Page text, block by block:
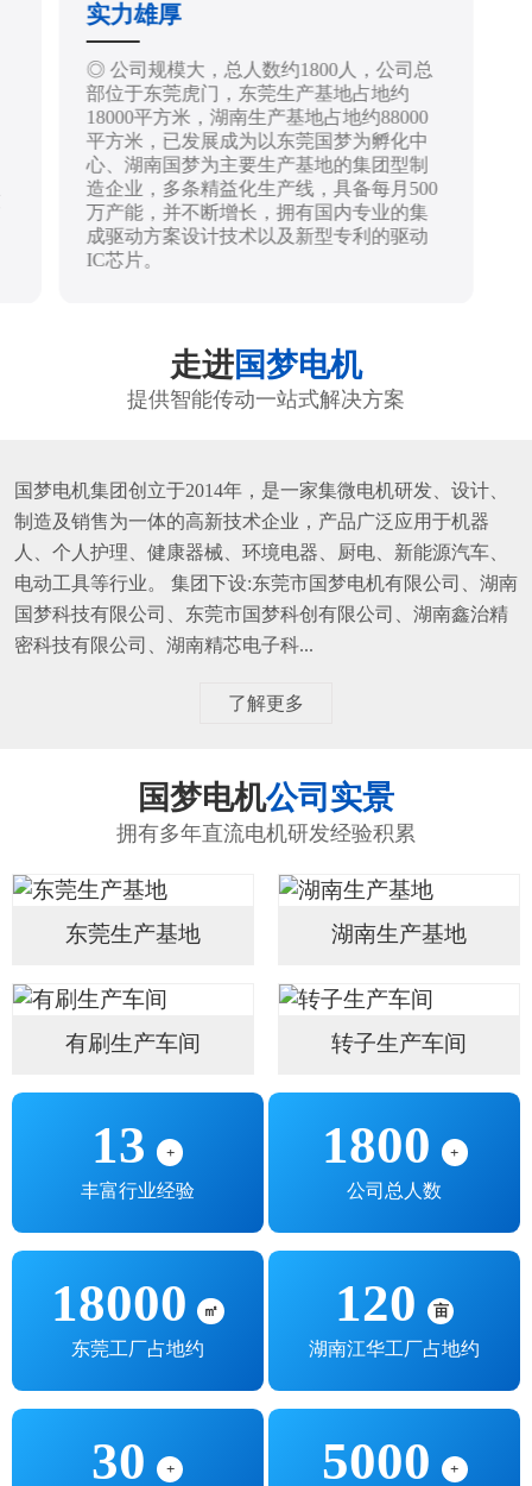
实力雄厚
◎ 公司规模大，总人数约1800人，公司总
部位于东莞虎门，东莞生产基地占地约
18000平方米，湖南生产基地占地约88000
平方米，已发展成为以东莞国梦为孵化中
心、湖南国梦为主要生产基地的集团型制
造企业，多条精益化生产线，具备每月500
万产能，并不断增长，拥有国内专业的集
成驱动方案设计技术以及新型专利的驱动
IC芯片。
走进国梦电机
提供智能传动一站式解决方案
国梦电机集团创立于2014年，是一家集微电机研发、设计、
制造及销售为一体的高新技术企业，产品广泛应用于机器
人、个人护理、健康器械、环境电器、厨电、新能源汽车、
电动工具等行业。 集团下设:东莞市国梦电机有限公司、湖南
国梦科技有限公司、东莞市国梦科创有限公司、湖南鑫治精
密科技有限公司、湖南精芯电子科...
了解更多
国梦电机公司实景
拥有多年直流电机研发经验积累
东莞生产基地 湖南生产基地
有刷生产车间 转子生产车间
13 +
丰富行业经验
1800 +
公司总人数
18000 ㎡
东莞工厂占地约
120 亩
湖南江华工厂占地约
30 + 5000 +